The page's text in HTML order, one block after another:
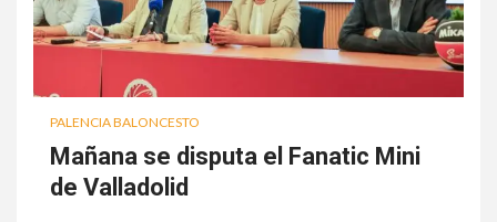
PALENCIA BALONCESTO
Mañana se disputa el Fanatic Mini
de Valladolid